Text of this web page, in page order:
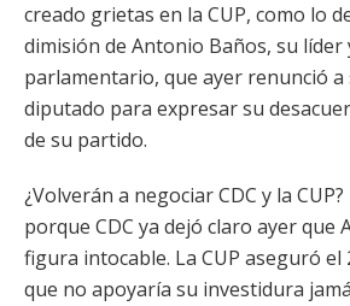
creado grietas en la CUP, como lo
dimisión de Antonio Baños, su líder
parlamentario, que ayer renunció a
diputado para expresar su
de su partido.
¿Volverán a negociar CDC y la
porque CDC ya dejó claro ayer que
figura intocable. La CUP aseguró el
que no apoyaría su investidura